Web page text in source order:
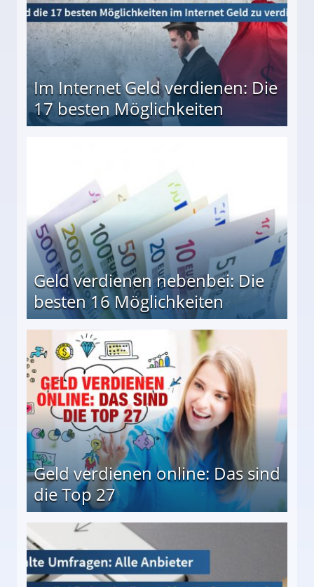
Im Internet Geld verdienen: Die
17 besten Möglichkeiten
Geld verdienen nebenbei: Die
besten 16 Möglichkeiten
Geld verdienen online: Das sind
die Top 27